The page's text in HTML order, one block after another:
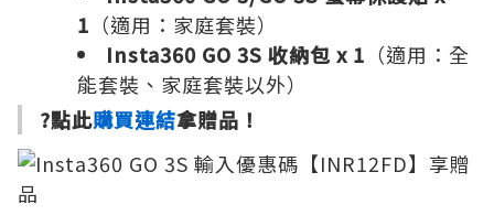
1 （適用：家庭套裝）
Insta360 GO 3S 收納包 x 1 （適用：全
能套裝、家庭套裝以外）
?點此購買連結拿贈品！